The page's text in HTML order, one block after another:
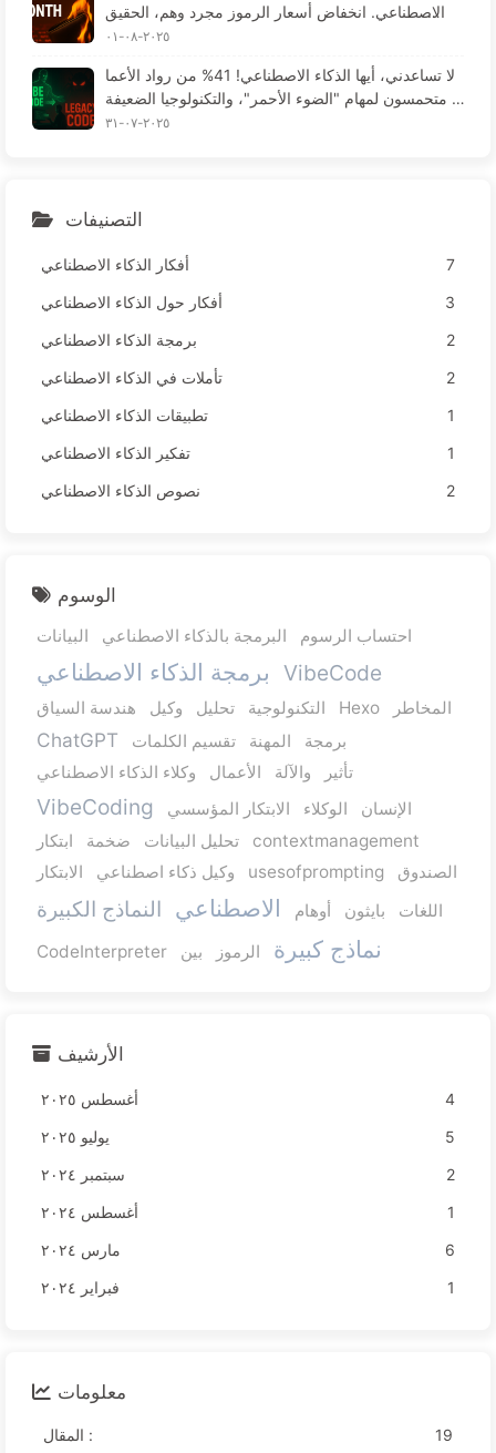
كاء الاصطناعي. انخفاض أسعار الرموز مجرد وهم، الحقيق
ة هي أن ما يكلف غاليًا هو جشعك - تعلم الذكاء الاصطناع
٢٠٢٥-٠٨-٠١
لا تساعدني، أيها الذكاء الاصطناعي! 41% من رواد الأعما
ل متحمسون لمهام "الضوء الأحمر"، والتكنولوجيا الضعيفة
تؤدي لمعاناة الموظفين — تعلم الذكاء الاصطناعي ببطء 1
٢٠٢٥-٠٧-٣١
التصنيفات
أفكار الذكاء الاصطناعي
7
أفكار حول الذكاء الاصطناعي
3
برمجة الذكاء الاصطناعي
2
تأملات في الذكاء الاصطناعي
2
تطبيقات الذكاء الاصطناعي
1
تفكير الذكاء الاصطناعي
1
نصوص الذكاء الاصطناعي
2
الوسوم
البيانات البرمجة بالذكاء الاصطناعي احتساب الرسوم
برمجة الذكاء الاصطناعي VibeCode
هندسة السياق وكيل تحليل التكنولوجية Hexo المخاطر
ChatGPT تقسيم الكلمات المهنة
برمجة
وكلاء الذكاء الاصطناعي
الأعمال والآلة تأثير
VibeCoding الابتكار المؤسسي الوكلاء
الإنسان
ابتكار
ضخمة تحليل البيانات
contextmanagement
الابتكار
وكيل ذكاء اصطناعي usesofprompting الصندوق
النماذج الكبيرة الاصطناعي أوهام بايثون
اللغات
CodeInterpreter
بين الرموز نماذج كبيرة
الأرشيف
أغسطس ٢٠٢٥
4
يوليو ٢٠٢٥
5
سبتمبر ٢٠٢٤
2
أغسطس ٢٠٢٤
1
مارس ٢٠٢٤
6
فبراير ٢٠٢٤
1
معلومات
المقال : 19